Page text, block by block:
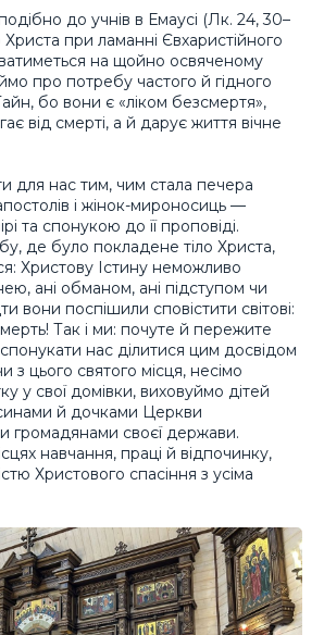
до учнів в Емаусі (Лк. 24, 30–
Христа при ламанні Євхаристійного
на щойно освяченому
про потребу частого й гідного
бо вони є «ліком безсмертя»,
від смерті, а й дарує життя вічне
для нас тим, чим стала печера
і жінок-мироносиць —
та спонукою до її проповіді.
де було покладене тіло Христа,
Христову Істину неможливо
ані обманом, ані підступом чи
вони поспішили сповістити світові:
Так і ми: почуте й пережите
нас ділитися цим досвідом
з цього святого місця, несімо
у свої домівки, виховуймо дітей
й дочками Церкви
громадянами своєї держави.
навчання, праці й відпочинку,
Христового спасіння з усіма